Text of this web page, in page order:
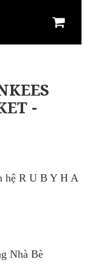
-
hệ R U B Y H A
Nhà Bè